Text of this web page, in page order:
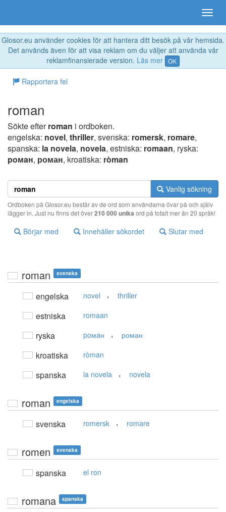
Glosor.eu använder cookies för att hantera ditt besök på vår hemsida.
Det används även för att visa reklam om du väljer att använda vår
reklamfinansierade version. Läs mer OK
Rapportera fel
roman
Sökte efterroman i ordboken.
engelska: novel, thriller, svenska: romersk, romare,
spanska: la novela, novela, estniska: romaan, ryska:
poмaн, роман, kroatiska: ròman
Vanlig sökning
Ordboken på Glosor.eu består av de ord som användarna övar på och själv
lägger in. Just nu finns det över210 000 unika ord på totalt mer än 20 språk!
Börjar med Innehåller sökordet Slutar med
roman svenska
engelska novel , thriller
estniska romaan
ryska poмaн , роман
kroatiska ròman
spanska la novela , novela
roman engelska
svenska romersk , romare
romen svenska
spanska el ron
romana spanska